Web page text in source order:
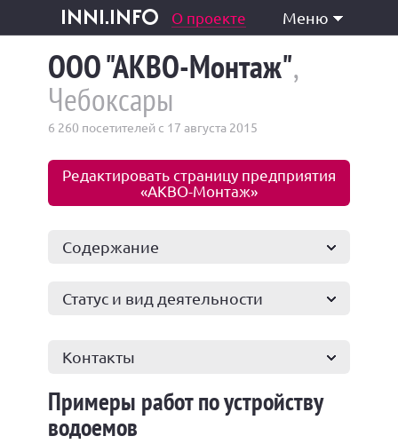
inni.info
и услуги О проекте Меню
ООО "АКВО-Монтаж",
Чебоксары
6 260 посетителей с 17 августа 2015
Редактировать страницу предприятия
«АКВО-Монтаж»
Содержание
Статус и вид деятельности
Контакты
Примеры работ по устройству
водоемов